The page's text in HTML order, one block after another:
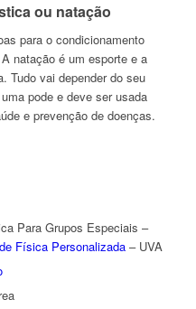
ou natação
para o condicionamento
natação é um esporte e a
Tudo vai depender do seu
pode e deve ser usada
e prevenção de doenças.
Para Grupos Especiais –
Física Personalizada– UVA